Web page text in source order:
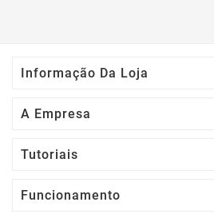
Informação Da Loja
A Empresa
Tutoriais
Funcionamento